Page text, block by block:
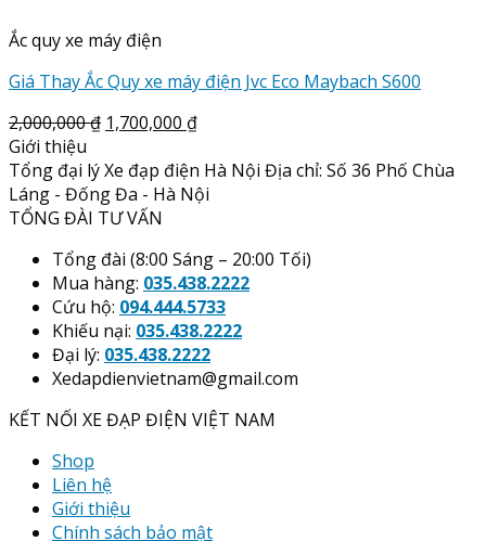
Ắc quy xe máy điện
Giá Thay Ắc Quy xe máy điện Jvc Eco Maybach S600
2,000,000₫ 1,700,000 ₫
Giới thiệu
Tổng đại lý Xe đạp điện Hà Nội Địa chỉ: Số 36 Phố Chùa
Láng - Đống Đa - Hà Nội
TỔNG ĐÀI TƯ VẤN
Tổng đài (8:00 Sáng – 20:00 Tối)
Mua hàng: 035.438.2222
Cứu hộ: 094.444.5733
Khiếu nại: 035.438.2222
Đại lý: 035.438.2222
Xedapdienvietnam@gmail.com
KẾT NỐI XE ĐẠP ĐIỆN VIỆT NAM
Shop
Liên hệ
Giới thiệu
Chính sách bảo mật